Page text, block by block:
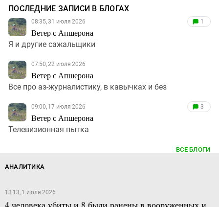
ПОСЛЕДНИЕ ЗАПИСИ В БЛОГАХ
08:35, 31 июля 2026
Ветер с Апшерона
1
Я и другие сажальщики
07:50, 22 июля 2026
Ветер с Апшерона
Все про аз-журналистику, в кавычках и без
09:00, 17 июля 2026
Ветер с Апшерона
3
Телевизионная пытка
ВСЕ БЛОГИ
АНАЛИТИКА
13:13, 1 июля 2026
4 человека убиты и 8 были ранены в вооруженных и